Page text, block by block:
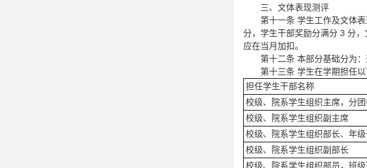
三、文体表现测评
第十一条 学生工作及文体
分，学生干部奖励分满分 3 分
应在当月加扣。
第十二条 本部分基础分为
第十三条 学生在学期担任
担任学生干部名称
校级、院系学生组织主席，分
校级、院系学生组织副主席
校级、院系学生组织部长、年
校级、院系学生组织副部长
校级、院系学生组织部员，班